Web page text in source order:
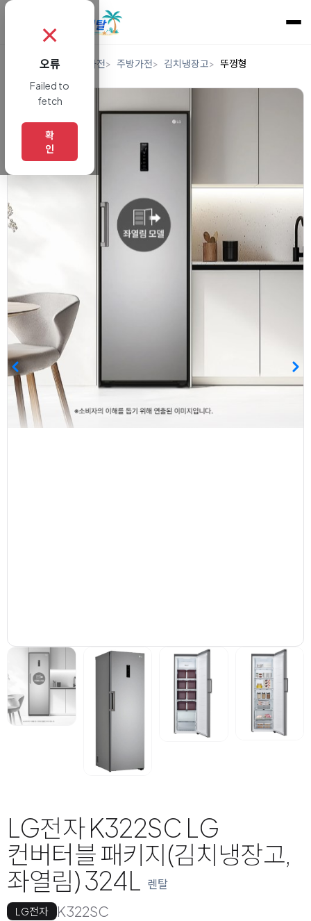
렌탈 디지털/가전 주방가전 김치냉장고 뚜껑형
LG전자 K322SC LG
컨버터블 패키지(김치냉장고,
좌열림) 324L
렌탈
LG전자 K322SC
✗
오류
Failed to
fetch
확
인